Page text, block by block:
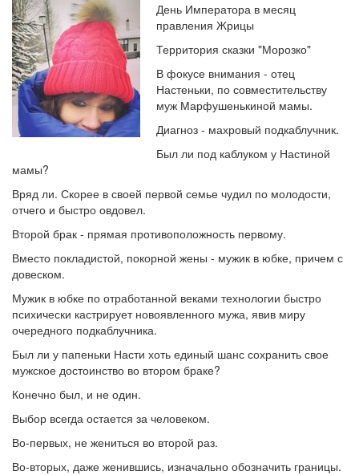
День Императора в месяц
правления Жрицы
Территория сказки "Морозко"
В фокусе внимания - отец
Настеньки, по совместительству
муж Марфушенькиной мамы.
Диагноз - махровый подкаблучник.
Был ли под каблуком у Настиной
мамы?
Вряд ли. Скорее в своей первой семье чудил по молодости,
отчего и быстро овдовел.
Второй брак - прямая противоположность первому.
Вместо покладистой, покорной жены - мужик в юбке, причем с
довеском.
Мужик в юбке по отработанной веками технологии быстро
психически кастрирует новоявленного мужа, явив миру
очередного подкаблучника.
Был ли у папеньки Насти хоть единый шанс сохранить свое
мужское достоинство во втором браке?
Конечно был, и не один.
Выбор всегда остается за человеком.
Во-первых, не жениться во второй раз.
Во-вторых, даже женившись, изначально обозначить границы.